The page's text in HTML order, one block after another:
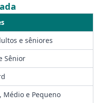
e sêniores
Sênior
Médio e Pequeno